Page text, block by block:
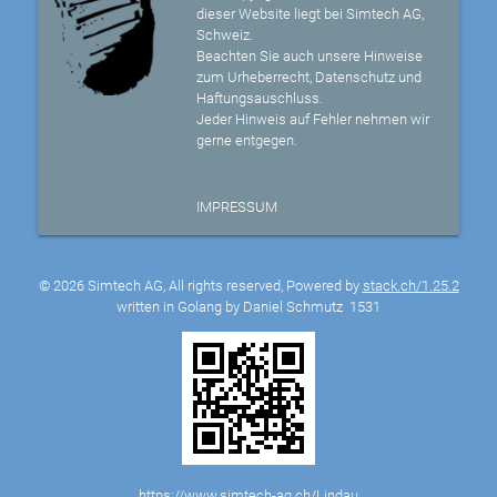
dieser Website liegt bei Simtech AG,
Schweiz.
Beachten Sie auch unsere Hinweise
zum Urheberrecht, Datenschutz und
Haftungsauschluss.
Jeder Hinweis auf Fehler nehmen wir
gerne entgegen.
IMPRESSUM
© 2026 Simtech AG, All rights reserved, Powered by stack.ch/1.25.2
written in Golang by Daniel Schmutz 1531